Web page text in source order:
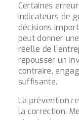
Certaines
indicateurs de
décisions
peut donner
réelle de
repousser un
contraire,
suffisante.
La prévention
la correction.